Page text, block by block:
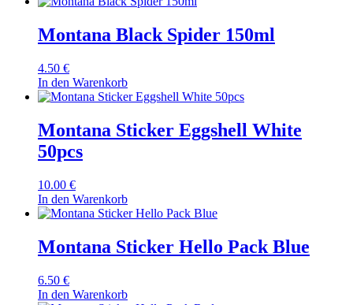
Montana Black Spider 150ml
4.50 €
In den Warenkorb
Montana Sticker Eggshell White
50pcs
10.00 €
In den Warenkorb
Montana Sticker Hello Pack Blue
6.50 €
In den Warenkorb